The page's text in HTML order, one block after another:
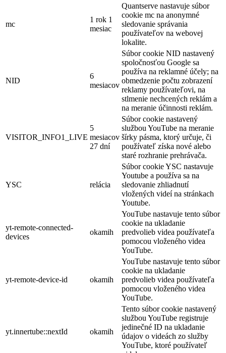
mc
1 rok 1
mesiac
Quantserve nastavuje súbor
cookie mc na anonymné
sledovanie správania
používateľov na webovej
lokalite.
NID
6
mesiacov
Súbor cookie NID nastavený
spoločnosťou Google sa
používa na reklamné účely; na
obmedzenie počtu zobrazení
reklamy používateľovi, na
stlmenie nechcených reklám a
na meranie účinnosti reklám.
VISITOR_INFO1_LIVE
5
mesiacov
27 dní
Súbor cookie nastavený
službou YouTube na meranie
šírky pásma, ktorý určuje, či
používateľ získa nové alebo
staré rozhranie prehrávača.
YSC relácia
Súbor cookie YSC nastavuje
Youtube a používa sa na
sledovanie zhliadnutí
vložených videí na stránkach
Youtube.
yt-remote-connected-
devices
okamih
YouTube nastavuje tento súbor
cookie na ukladanie
predvolieb videa používateľa
pomocou vloženého videa
YouTube.
yt-remote-device-id okamih
YouTube nastavuje tento súbor
cookie na ukladanie
predvolieb videa používateľa
pomocou vloženého videa
YouTube.
yt.innertube::nextId okamih
Tento súbor cookie nastavený
službou YouTube registruje
jedinečné ID na ukladanie
údajov o videách zo služby
YouTube, ktoré používateľ